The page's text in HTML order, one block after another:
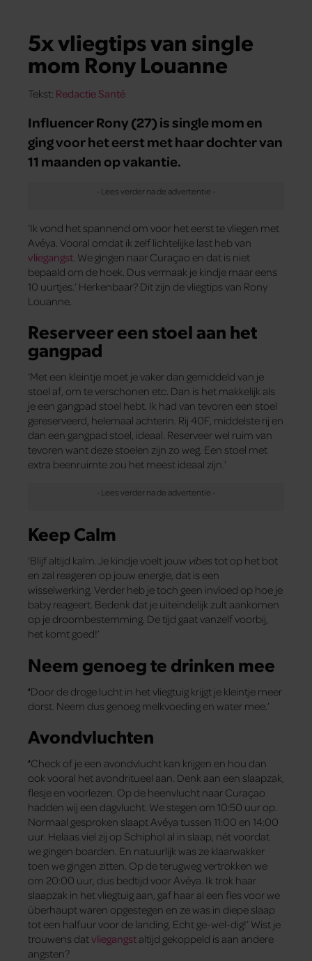
5x vliegtips van single
mom Rony Louanne
Tekst: Redactie Santé
Influencer Rony (27) is single mom en
ging voor het eerst met haar dochter van
11 maanden op vakantie.
‘Ik vond het spannend om voor het eerst te vliegen met
Avéya. Vooral omdat ik zelf lichtelijke last heb van
vliegangst . We gingen naar Curaçao en dat is niet
bepaald om de hoek. Dus vermaak je kindje maar eens
10 uurtjes.’ Herkenbaar? Dit zijn de vliegtips van Rony
Louanne.
Reserveer een stoel aan het
gangpad
‘Met een kleintje moet je vaker dan gemiddeld van je
stoel af, om te verschonen etc. Dan is het makkelijk als
je een gangpad stoel hebt. Ik had van tevoren een stoel
gereserveerd, helemaal achterin. Rij 40F, middelste rij en
dan een gangpad stoel, ideaal. Reserveer wel ruim van
tevoren want deze stoelen zijn zo weg. Een stoel met
extra beenruimte zou het meest ideaal zijn.’
Keep Calm
‘Blijf altijd kalm. Je kindje voelt jouw vibes tot op het bot
en zal reageren op jouw energie, dat is een
wisselwerking. Verder heb je toch geen invloed op hoe je
baby reageert. Bedenk dat je uiteindelijk zult aankomen
op je droombestemming. De tijd gaat vanzelf voorbij,
het komt goed!’
Neem genoeg te drinken mee
‘Door de droge lucht in het vliegtuig krijgt je kleintje meer
dorst. Neem dus genoeg melkvoeding en water mee.’
Avondvluchten
‘Check of je een avondvlucht kan krijgen en hou dan
ook vooral het avondritueel aan. Denk aan een slaapzak,
flesje en voorlezen. Op de heenvlucht naar Curaçao
hadden wij een dagvlucht. We stegen om 10:50 uur op.
Normaal gesproken slaapt Avéya tussen 11:00 en 14:00
uur. Helaas viel zij op Schiphol al in slaap, nét voordat
we gingen boarden. En natuurlijk was ze klaarwakker
toen we gingen zitten. Op de terugweg vertrokken we
om 20:00 uur, dus bedtijd voor Avéya. Ik trok haar
slaapzak in het vliegtuig aan, gaf haar al een fles voor we
überhaupt waren opgestegen en ze was in diepe slaap
tot een halfuur voor de landing. Echt ge-wel-dig!’ Wist je
trouwens datvliegangst altijd gekoppeld is aan andere
angsten?